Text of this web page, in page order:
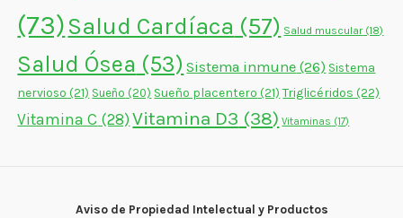
(73)Salud Cardíaca (57) Salud muscular(18)
Salud Ósea (53) Sistema inmune (26) Sistema
nervioso (21) Sueño (20) Sueño placentero (21) Triglicéridos (22)
Vitamina C (28) Vitamina D3 (38) Vitaminas (17)
Aviso de Propiedad Intelectual y Productos